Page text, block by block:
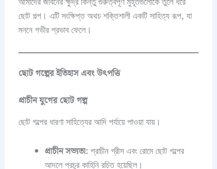
ছোট গল্প। এটি সংক্ষিপ্ত অথচ শক্তিশালী একটি সাহিত্য রূপ, যা
মননে গভীর প্রভাব ফেলে।
ছোট গল্পের ইতিহাস এবং উৎপত্তি
প্রাচীন যুগের ছোট গল্প
ছোট গল্পের ধারণা সাহিত্যের আদি পর্যায়ে পাওয়া যায়।
প্রাচীন সভ্যতা: প্রাচীন গ্রীস এবং রোমে ছোট গল্পের
আদলে প্রচুর কাহিনি রচিত হয়েছিল।